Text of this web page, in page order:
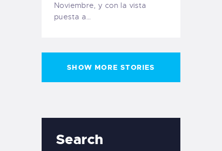
Noviembre, y con la vista
puesta a…
SHOW MORE STORIES
Search